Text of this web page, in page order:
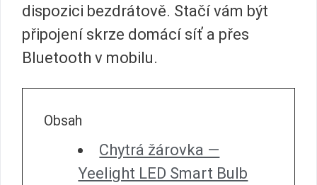
dispozici bezdrátově. Stačí vám být
připojení skrze domácí síť a přes
Bluetooth v mobilu.
Obsah
Chytrá žárovka —
Yeelight LED Smart Bulb